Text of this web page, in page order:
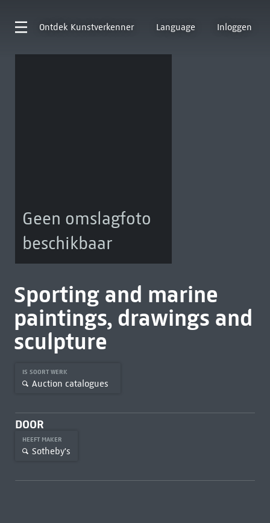
Ontdek Kunstverkenner Language Inloggen
Geen omslagfoto
beschikbaar
Sporting and marine
paintings, drawings and
sculpture
IS SOORT WERK
Auction catalogues
DOOR
HEEFT MAKER
Sotheby's